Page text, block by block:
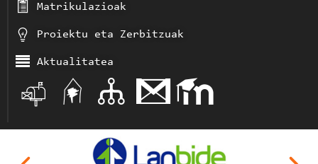
Matrikulazioak
Proiektu eta Zerbitzuak
Aktualitatea